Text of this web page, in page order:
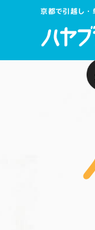
京都で引越し